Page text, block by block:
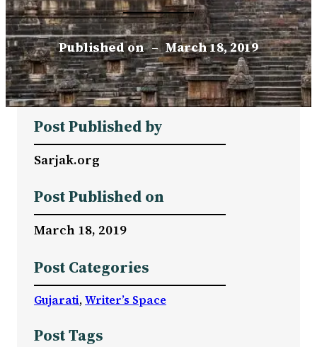
Published on – March 18, 2019
Post Published by
Sarjak.org
Post Published on
March 18, 2019
Post Categories
Gujarati, Writer’s Space
Post Tags